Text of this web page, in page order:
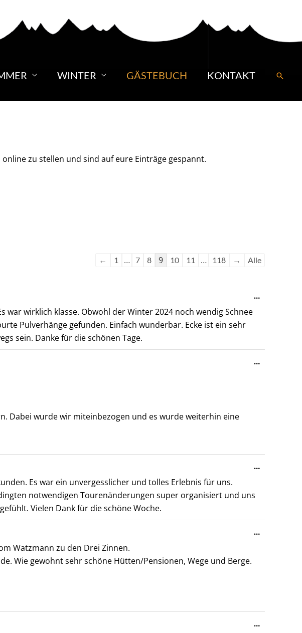
WINTER GÄSTEBUCH KONTAKT
zu stellen und sind auf eure Einträge gespannt.
Gästebuchliste
← 1 … 7 8 9 10 11 … 118 → Alle
war wirklich klasse. Obwohl der Winter 2024 noch wendig Schnee
Pulverhänge gefunden. Einfach wunderbar. Ecke ist ein sehr
sein. Danke für die schönen Tage.
…
Dabei wurde wir miteinbezogen und es wurde weiterhin eine
…
Es war ein unvergesslicher und tolles Erlebnis für uns.
notwendigen Tourenänderungen super organisiert und uns
Vielen Dank für die schöne Woche.
…
Watzmann zu den Drei Zinnen.
Wie gewohnt sehr schöne Hütten/Pensionen, Wege und Berge.
…
…
Gästebuchliste